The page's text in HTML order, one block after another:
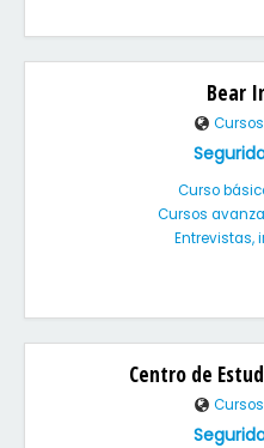
Bear
Curso
Cursos
Entrevistas,
Centro de